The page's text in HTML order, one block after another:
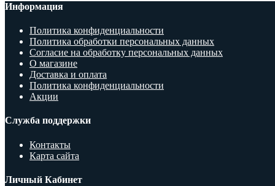
Информация
Политика конфиденциальности
Политика обработки персональных данных
Согласие на обработку персональных данных
О магазине
Доставка и оплата
Политика конфиденциальности
Акции
Служба поддержки
Контакты
Карта сайта
Личный Кабинет